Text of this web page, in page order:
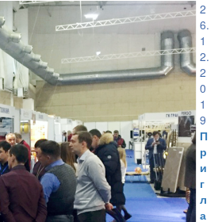
2
6.
1
2.
2
0
1
9
П
р
и
г
л
а